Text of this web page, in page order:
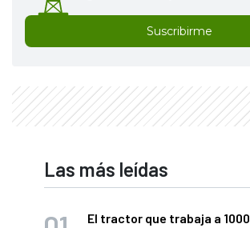
Suscribirme
Las más leídas
El tractor que trabaja a 1000